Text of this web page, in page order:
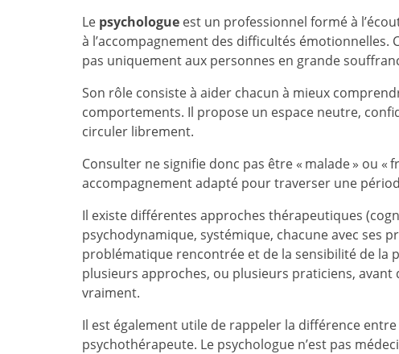
Le psychologue est un professionnel formé à
à l’accompagnement des difficultés émotionnelles.
pas uniquement aux personnes en grande
Son rôle consiste à aider chacun à mieux
comportements. Il propose un espace neutre,
circuler librement.
Consulter ne signifie donc pas être « malade » ou «
accompagnement adapté pour traverser une
Il existe différentes approches thérapeutiques
psychodynamique, systémique, chacune avec ses
problématique rencontrée et de la sensibilité de la
plusieurs approches, ou plusieurs praticiens,
vraiment.
Il est également utile de rappeler la différence
psychothérapeute. Le psychologue n’est pas